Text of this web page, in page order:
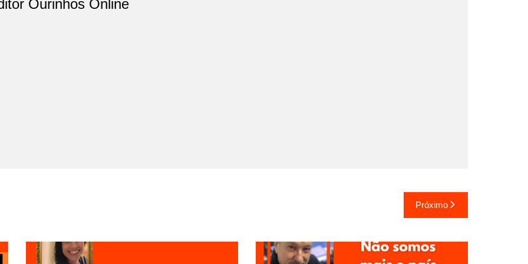
Ourinhos Online
Próximo